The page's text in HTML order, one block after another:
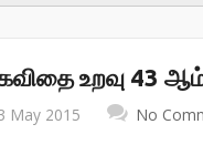
கவிதை உறவு 43
May 2015 No